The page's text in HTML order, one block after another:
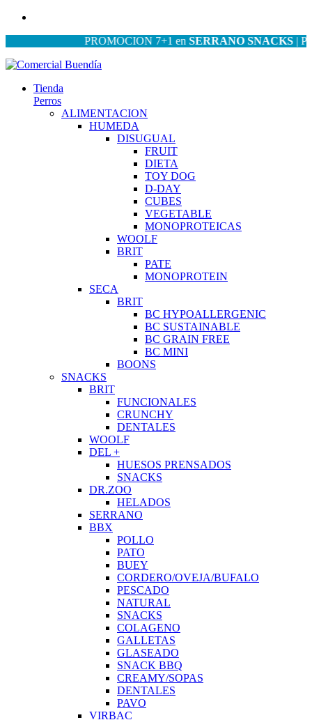
PROMOCION 7+1 enSERRANO SNACKS|
Tienda
Perros
ALIMENTACION
HUMEDA
DISUGUAL
FRUIT
DIETA
TOY DOG
D-DAY
CUBES
VEGETABLE
MONOPROTEICAS
WOOLF
BRIT
PATE
MONOPROTEIN
SECA
BRIT
BC HYPOALLERGENIC
BC SUSTAINABLE
BC GRAIN FREE
BC MINI
BOONS
SNACKS
BRIT
FUNCIONALES
CRUNCHY
DENTALES
WOOLF
DEL +
HUESOS PRENSADOS
SNACKS
DR.ZOO
HELADOS
SERRANO
BBX
POLLO
PATO
BUEY
CORDERO/OVEJA/BUFALO
PESCADO
NATURAL
SNACKS
COLAGENO
GALLETAS
GLASEADO
SNACK BBQ
CREAMY/SOPAS
DENTALES
PAVO
VIRBAC